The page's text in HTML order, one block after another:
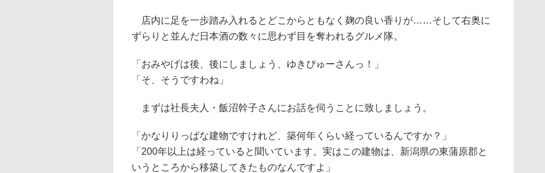
店内に足を一歩踏み入れるとどこからともなく麹の良い香りが……そして右奥に
ずらりと並んだ日本酒の数々に思わず目を奪われるグルメ隊。
「おみやげは後、後にしましょう、ゆきぴゅーさんっ！」
「そ、そうですわね」
まずは社長夫人・飯沼幹子さんにお話を伺うことに致しましょう。
「かなりりっぱな建物ですけれど、築何年くらい経っているんですか？」
「200年以上は経っていると聞いています。実はこの建物は、新潟県の東蒲原郡と
いうところから移築してきたものなんですよ」